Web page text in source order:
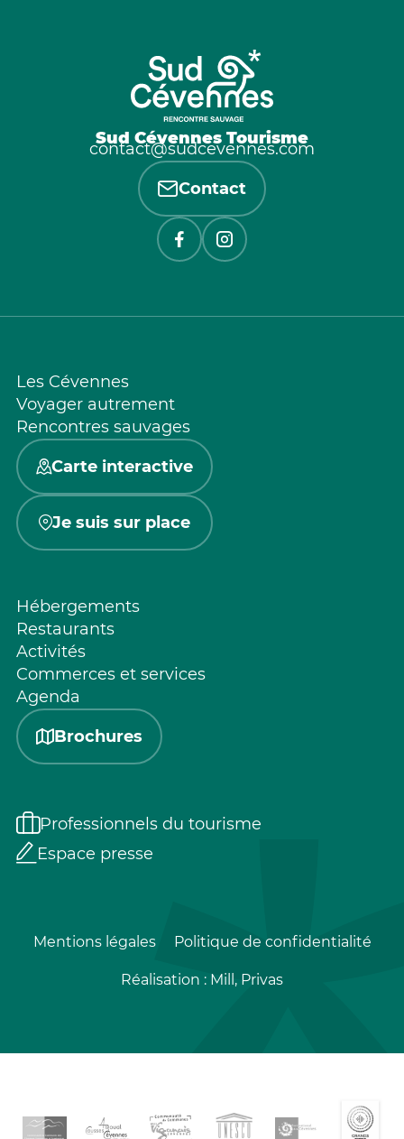
Sud Cévennes Tourisme
contact@sudcevennes.com
Contact
Les Cévennes
Voyager autrement
Rencontres sauvages
Carte interactive
Je suis sur place
Hébergements
Restaurants
Activités
Commerces et services
Agenda
Brochures
Professionnels du tourisme
Espace presse
Mentions légales Politique de confidentialité
Réalisation : Mill, Privas